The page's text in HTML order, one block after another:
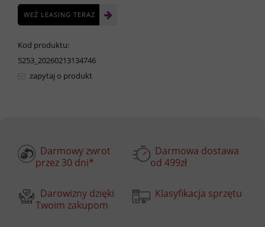
WEŹ LEASING TERAZ
Kod produktu:
5253_20260213134746
zapytaj o produkt
Darmowy zwrot
przez 30 dni*
Darmowa dostawa
od 499zł
Darowizny dzięki
Twoim zakupom
Klasyfikacja sprzętu